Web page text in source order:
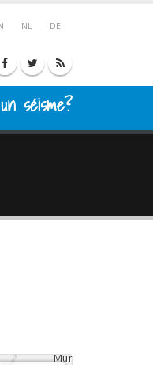
NL DE
séisme?